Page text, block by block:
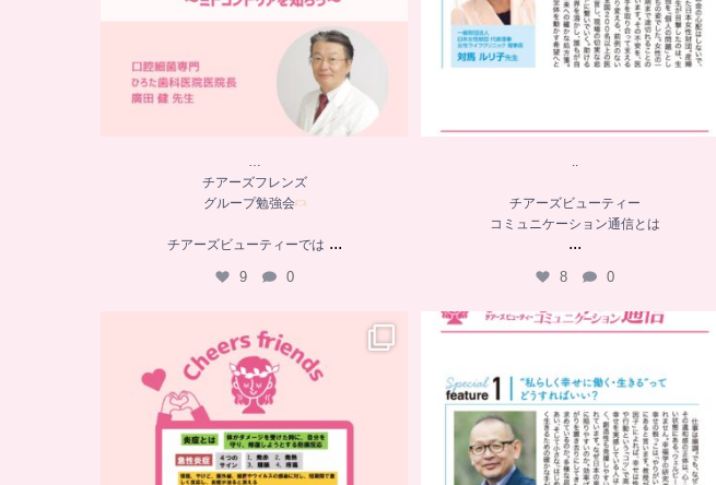
…
チアーズフレンズ
グループ勉強会
チアーズビューティーでは ...
9 0
..
チアーズビューティー
コミュニケーション通信とは
...
8 0
…
チアーズフレンズ
グループ勉強会
チアーズビューティーでは
11
．．
...
8 0